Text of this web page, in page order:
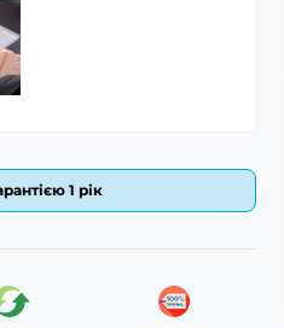
1 рік